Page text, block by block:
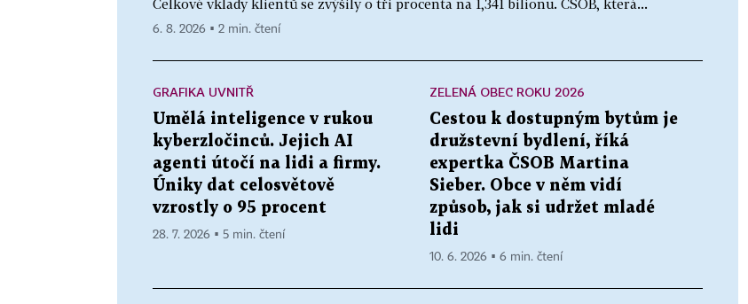
Celkové vklady klientů se zvýšily o tři procenta na 1,341 bilionu. ČSOB, která...
6. 8. 2026 ▪ 2 min. čtení
GRAFIKA UVNITŘ
Umělá inteligence v rukou
kyberzločinců. Jejich AI
agenti útočí na lidi a firmy.
Úniky dat celosvětově
vzrostly o 95 procent
28. 7. 2026 ▪ 5 min. čtení
ZELENÁ OBEC ROKU 2026
Cestou k dostupným bytům je
družstevní bydlení, říká
expertka ČSOB Martina
Sieber. Obce v něm vidí
způsob, jak si udržet mladé
lidi
10. 6. 2026 ▪ 6 min. čtení